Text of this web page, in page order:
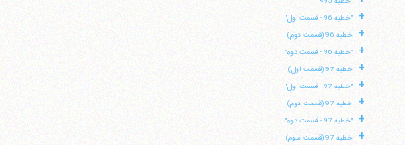
+ "خطبه 96 - قسمت اول"
+ خطبه 96 (قسمت دوم)
+ "خطبه 96 - قسمت دوم"
+ خطبه 97 (قسمت اول)
+ "خطبه 97 - قسمت اول"
+ خطبه 97 (قسمت دوم)
+ "خطبه 97 - قسمت دوم"
+ خطبه 97 (قسمت سوم)